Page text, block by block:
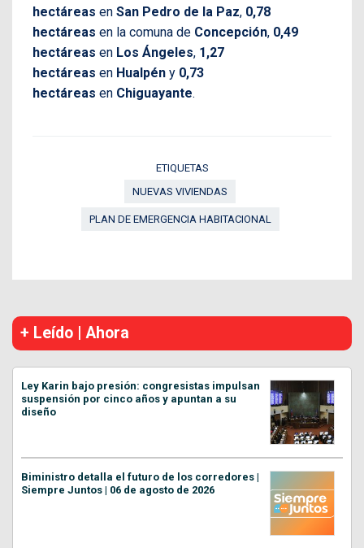
hectáreas en San Pedro de la Paz, 0,78
hectáreas en la comuna de Concepción, 0,49
hectáreas en Los Ángeles, 1,27
hectáreas en Hualpén y 0,73
hectáreas en Chiguayante.
ETIQUETAS
NUEVAS VIVIENDAS
PLAN DE EMERGENCIA HABITACIONAL
+ Leído | Ahora
Ley Karin bajo presión: congresistas impulsan
suspensión por cinco años y apuntan a su
diseño
Biministro detalla el futuro de los corredores |
Siempre Juntos | 06 de agosto de 2026